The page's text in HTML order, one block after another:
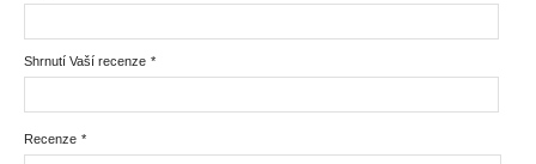
*
Shrnutí Vaší recenze
*
Recenze